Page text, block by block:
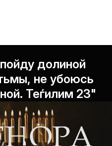
долиной
не убоюсь
Теѓилим 23"